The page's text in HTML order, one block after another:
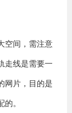
空间，需注意
走线是需要一
网片，目的是
。